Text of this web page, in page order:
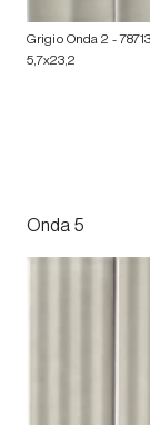
Grigio Onda 2 -
5,7x23,2
Onda 5